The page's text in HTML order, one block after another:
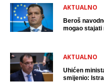
AKTUALNO
Beroš
mogao stajati
AKTUALNO
Uhićen
smijenio: